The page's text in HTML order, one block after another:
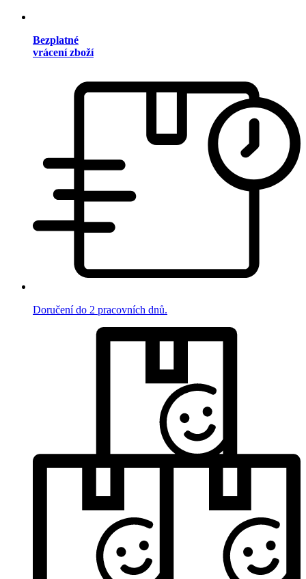
Bezplatné
vrácení zboží
Doručení do 2 pracovních dnů.